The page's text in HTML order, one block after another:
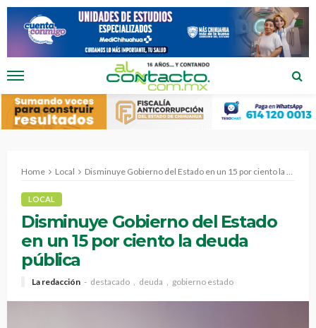
Home Local Disminuye Gobierno del Estado en un 15 por ciento la deuda pública
LOCAL
Disminuye Gobierno del Estado
en un 15 por ciento la deuda
pública
La redacción destacado deuda gobierno estado